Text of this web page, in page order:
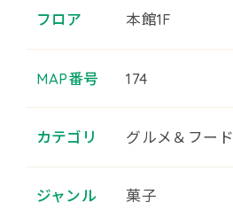
フロア 本館1F
MAP番号 174
カテゴリ グルメ＆フード
ジャンル 菓子